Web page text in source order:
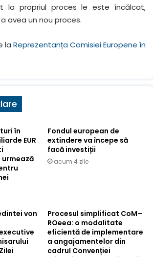
la propriul proces le este încălcat,
avea un nou proces.
la Reprezentanța Comisiei Europene în
în
EUR
Fondul european de
extindere va începe să
facă investiții
acum 4 zile
von
Procesul simplificat CoM–
ROeea: o modalitate
eficientă de implementare
a angajamentelor din
cadrul Convenției